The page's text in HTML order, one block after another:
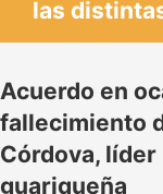
las
Acuerdo en
fallecimiento
Córdova,
guariqueña